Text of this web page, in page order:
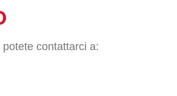
contattarci a: